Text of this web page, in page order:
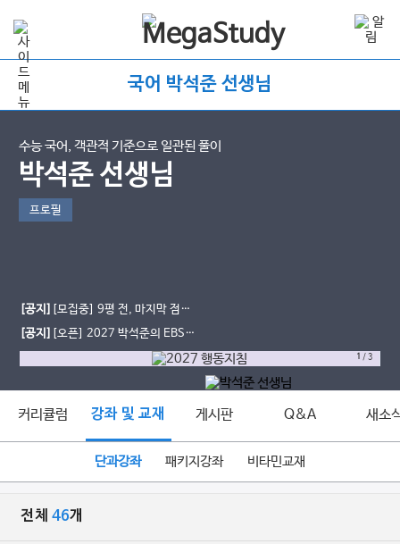
국어 박석준 선생님
수능 국어, 객관적 기준으로 일관된 풀이
박석준 선생님
프로필
[공지] [모집중] 9평 전, 마지막 점검
★마스터마인드 코칭 프로그램 8기★
[공지] [오픈] 2027 박석준의 EBS!
[문학 압축]
1 /3
커리큘럼 강좌 및 교재 게시판 Q&A 새소
단과강좌 패키지강좌 비타민교재
전체 46개